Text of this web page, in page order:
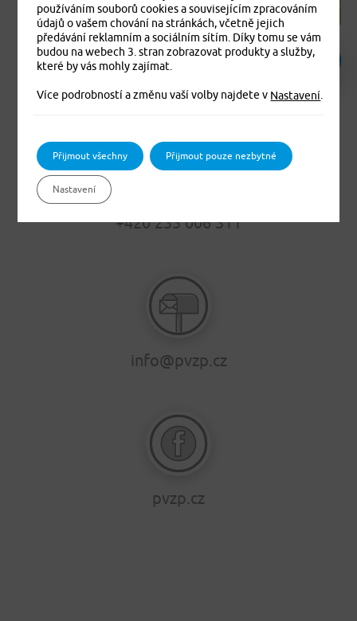
+420 233 006 311
info@pvzp.cz
pvzp.cz
používáním souborů cookies a souvisejícím zpracováním
údajů o vašem chování na stránkách, včetně jejich
předávání reklamním a sociálním sítím. Díky tomu se vám
budou na webech 3. stran zobrazovat produkty a služby,
které by vás mohly zajímat.
Více podrobností a změnu vaší volby najdete v Nastavení
Přijmout všechny Přijmout pouze nezbytné
Nastavení